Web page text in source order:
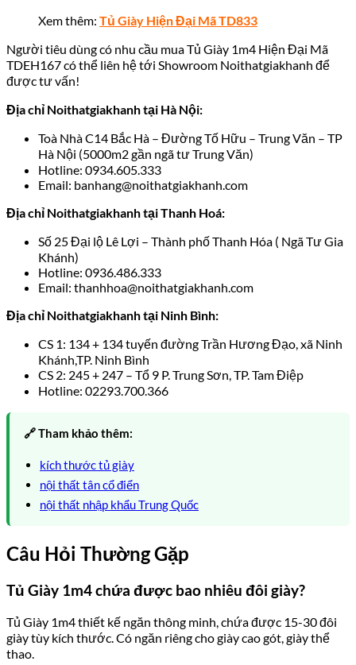
Xem thêm: Tủ Giày Hiện Đại Mã TD833
Người tiêu dùng có nhu cầu mua Tủ Giày 1m4 Hiện Đại Mã
TDEH167 có thể liên hệ tới Showroom Noithatgiakhanh để
được tư vấn!
Địa chỉ Noithatgiakhanh tại Hà Nội:
Toà Nhà C14 Bắc Hà – Đường Tố Hữu – Trung Văn – TP
Hà Nội (5000m2 gần ngã tư Trung Văn)
Hotline: 0934.605.333
Email: banhang@noithatgiakhanh.com
Địa chỉ Noithatgiakhanh tại Thanh Hoá:
Số 25 Đại lộ Lê Lợi – Thành phố Thanh Hóa ( Ngã Tư Gia
Khánh)
Hotline: 0936.486.333
Email: thanhhoa@noithatgiakhanh.com
Địa chỉ Noithatgiakhanh tại Ninh Bình:
CS 1: 134 + 134 tuyến đường Trần Hương Đạo, xã Ninh
Khánh,TP. Ninh Bình
CS 2: 245 + 247 – Tổ 9 P. Trung Sơn, TP. Tam Điệp
Hotline: 02293.700.366
🔗 Tham khảo thêm:
kích thước tủ giày
nội thất tân cổ điển
nội thất nhập khẩu Trung Quốc
Câu Hỏi Thường Gặp
Tủ Giày 1m4 chứa được bao nhiêu đôi giày?
Tủ Giày 1m4 thiết kế ngăn thông minh, chứa được 15-30 đôi
giày tùy kích thước. Có ngăn riêng cho giày cao gót, giày thể
thao.